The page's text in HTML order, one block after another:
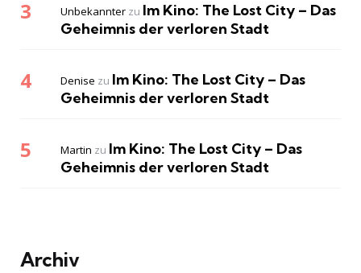
Unbekannter zu Im Kino: The Lost City – Das
Geheimnis der verloren Stadt
Denise zu Im Kino: The Lost City – Das
Geheimnis der verloren Stadt
Martin zu Im Kino: The Lost City – Das
Geheimnis der verloren Stadt
Archiv